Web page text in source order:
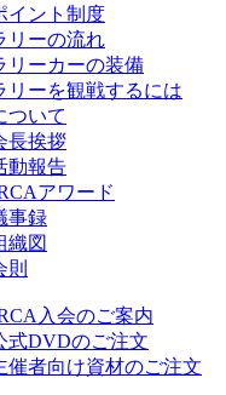
イント制度
リーの流れ
リーカーの装備
リーを観戦するには
ついて
長挨拶
動報告
アワード
事録
織図
則
入会のご案内
式DVDのご注文
催者向け資材のご注文